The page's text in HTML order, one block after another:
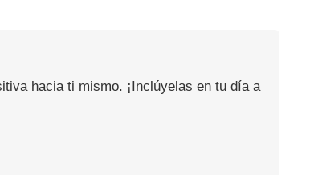
hacia ti mismo. ¡Inclúyelas en tu día a